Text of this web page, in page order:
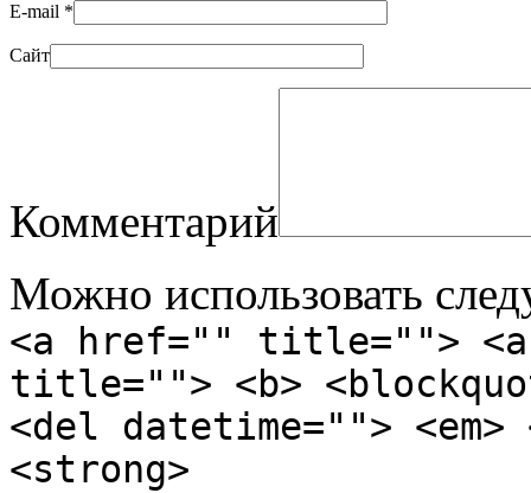
E-mail *
Сайт
Комментарий
Можно использовать
<a href="" title="">
title=""> <b>
<del datetime="">
<strong>